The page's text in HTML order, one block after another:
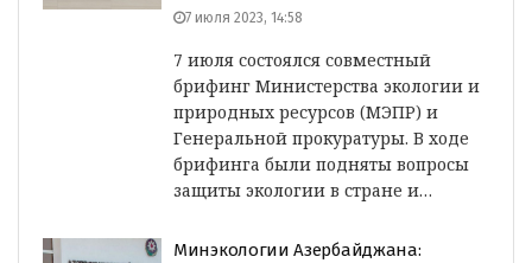
7 июля 2023, 14:58
7 июля состоялся совместный
брифинг Министерства экологии и
природных ресурсов (МЭПР) и
Генеральной прокуратуры. В ходе
брифинга были подняты вопросы
защиты экологии в стране и…
Минэкологии Азербайджана: